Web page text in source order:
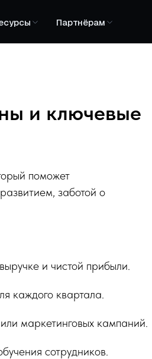
Партнёрам
и ключевые
поможет
заботой о
и чистой прибыли.
каждого квартала.
или маркетинговых кампаний.
сотрудников.